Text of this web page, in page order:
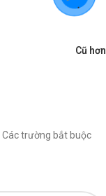
Cũ hơn
Các trường bắt buộc